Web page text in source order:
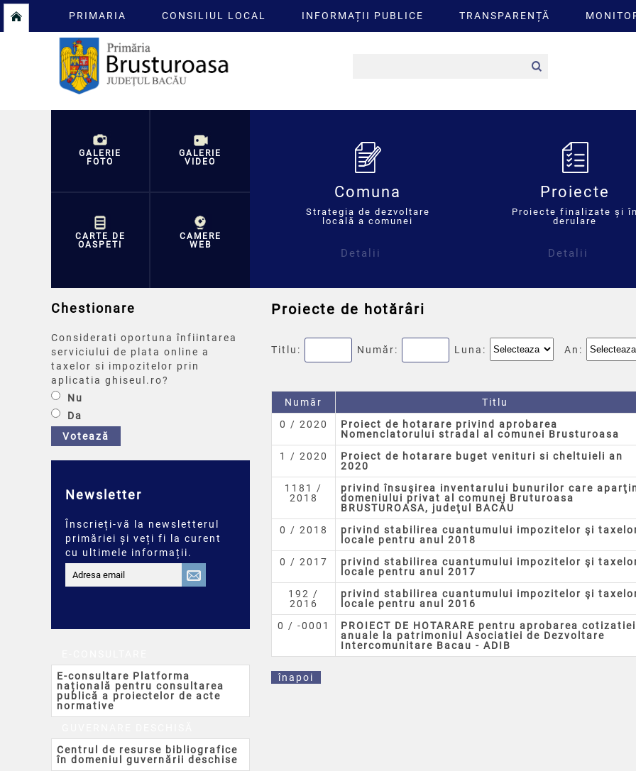
PRIMARIA CONSILIUL LOCAL INFORMAȚII PUBLICE TRANSPARENȚĂ
GALERIE
FOTO
GALERIE
VIDEO
CARTE DE
OASPETI
CAMERE
WEB
Comuna
Strategia de dezvoltare
locală a comunei
Detalii
Proiecte
Proiecte finalizate și
derulare
Detalii
Proiecte de hotărâri
Titlu: Număr: Luna: An:
Număr
Titlu
0 / 2020
Proiect de hotarare privind aprobarea
Nomenclatorului stradal al comunei Brusturoasa
1 / 2020
Proiect de hotarare buget venituri si cheltuieli an
2020
1181 /
2018
privind însuşirea inventarului bunurilor care
domeniului privat al comunei Bruturoasa
BRUSTUROASA, judeţul BACĂU
0 / 2018
privind stabilirea cuantumului impozitelor şi
locale pentru anul 2018
0 / 2017
privind stabilirea cuantumului impozitelor şi
locale pentru anul 2017
192 /
2016
privind stabilirea cuantumului impozitelor şi
locale pentru anul 2016
0 / -0001
PROIECT DE HOTARARE pentru aprobarea cotizatiei
anuale la patrimoniul Asociatiei de Dezvoltare
Intercomunitare Bacau - ADIB
înapoi
Chestionare
Considerati oportuna înfiintarea
serviciului de plata online a
taxelor si impozitelor prin
aplicatia ghiseul.ro?
Nu
Da
Votează
Newsletter
Înscrieți-vă la newsletterul
primăriei și veți fi la curent
cu ultimele informații.
E-consultare Platforma
națională pentru consultarea
publică a proiectelor de acte
normative
Centrul de resurse bibliografice
în domeniul guvernării deschise